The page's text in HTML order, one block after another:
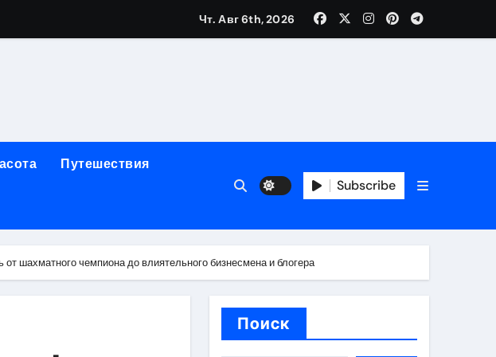
и социальные
Чт. Авг 6th, 2026
Путешествия
Subscribe
шахматного чемпиона до влиятельного бизнесмена и блогера
Поиск